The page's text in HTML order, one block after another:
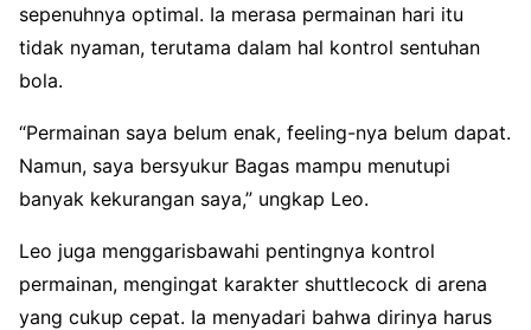
sepenuhnya optimal. Ia merasa permainan hari itu
tidak nyaman, terutama dalam hal kontrol sentuhan
bola.
“Permainan saya belum enak, feeling-nya belum dapat.
Namun, saya bersyukur Bagas mampu menutupi
banyak kekurangan saya,” ungkap Leo.
Leo juga menggarisbawahi pentingnya kontrol
permainan, mengingat karakter shuttlecock di arena
yang cukup cepat. Ia menyadari bahwa dirinya harus